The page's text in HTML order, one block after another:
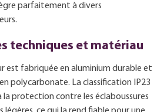
parfaitement à divers
techniques et matériau
est fabriquée en aluminium durable et
polycarbonate. La classification IP23
la protection contre les éclaboussures